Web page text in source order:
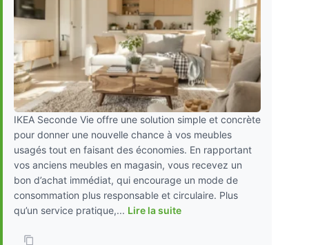
IKEA Seconde Vie offre une solution simple et concrète
pour donner une nouvelle chance à vos meubles
usagés tout en faisant des économies. En rapportant
vos anciens meubles en magasin, vous recevez un
bon d’achat immédiat, qui encourage un mode de
consommation plus responsable et circulaire. Plus
qu’un service pratique,... Lire la suite